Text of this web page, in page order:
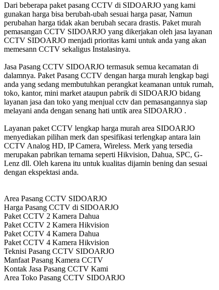
Dari beberapa paket pasang CCTV di SIDOARJO yang kami
gunakan harga bisa berubah-ubah sesuai harga pasar, Namun
perubahan harga tidak akan berubah secara drastis. Paket murah
pemasangan CCTV SIDOARJO yang dikerjakan oleh jasa layanan
CCTV SIDOARJO menjadi prioritas kami untuk anda yang akan
memesann CCTV sekaligus Instalasinya.
Jasa Pasang CCTV SIDOARJO termasuk semua kecamatan di
dalamnya. Paket Pasang CCTV dengan harga murah lengkap bagi
anda yang sedang membutuhkan perangkat keamanan untuk rumah,
toko, kantor, mini market ataupun pabrik di SIDOARJO bidang
layanan jasa dan toko yang menjual cctv dan pemasangannya siap
melayani anda dengan senang hati untik area SIDOARJO .
Layanan paket CCTV lengkap harga murah area SIDOARJO
menyediakan pilihan merk dan spesifikasi terlengkap antara lain
CCTV Analog HD, IP Camera, Wireless. Merk yang tersedia
merupakan pabrikan ternama seperti Hikvision, Dahua, SPC, G-
Lenz dll. Oleh karena itu untuk kualitas dijamin bening dan sesuai
dengan ekspektasi anda.
Area Pasang CCTV SIDOARJO
Harga Pasang CCTV di SIDOARJO
Paket CCTV 2 Kamera Dahua
Paket CCTV 2 Kamera Hikvision
Paket CCTV 4 Kamera Dahua
Paket CCTV 4 Kamera Hikvision
Teknisi Pasang CCTV SIDOARJO
Manfaat Pasang Kamera CCTV
Kontak Jasa Pasang CCTV Kami
Area Toko Pasang CCTV SIDOARJO